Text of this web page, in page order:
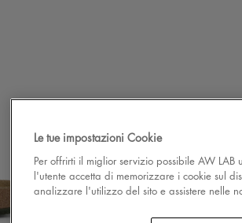
Le tue impostazioni Cookie
Per offrirti il miglior servizio possibile AW LAB
l'utente accetta di memorizzare i cookie sul
analizzare l'utilizzo del sito e assistere nelle